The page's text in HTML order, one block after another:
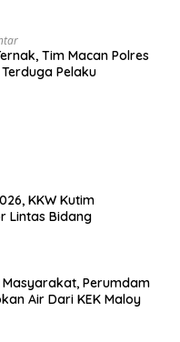
Tim Macan Polres
Pelaku
KKW Kutim
Lintas Bidang
Masyarakat, Perumdam
Air Dari KEK Maloy